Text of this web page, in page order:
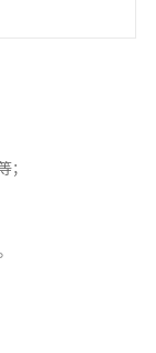
；